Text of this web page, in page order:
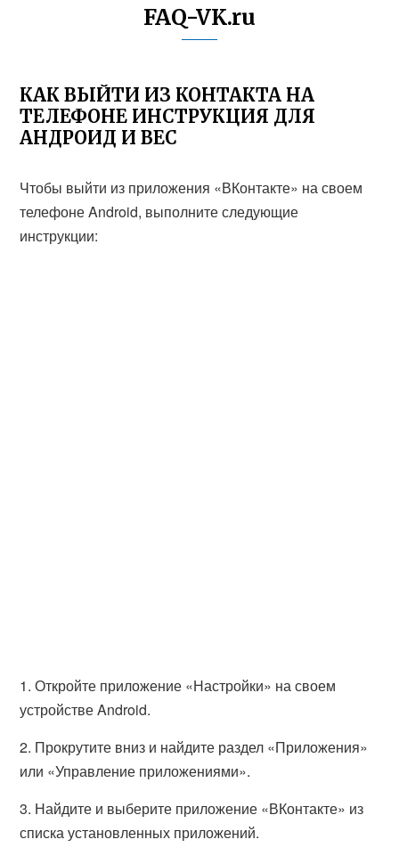
FAQ-VK.ru
КАК ВЫЙТИ ИЗ КОНТАКТА НА
ТЕЛЕФОНЕ ИНСТРУКЦИЯ ДЛЯ
АНДРОИД И ВЕС
Чтобы выйти из приложения «ВКонтакте» на своем
телефоне Android, выполните следующие
инструкции:
1. Откройте приложение «Настройки» на своем
устройстве Android.
2. Прокрутите вниз и найдите раздел «Приложения»
или «Управление приложениями».
3. Найдите и выберите приложение «ВКонтакте» из
списка установленных приложений.